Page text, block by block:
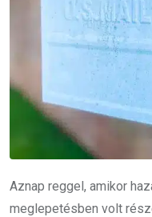
Aznap reggel, amikor
meglepetésben volt